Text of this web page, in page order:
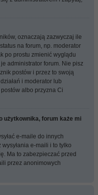
oznaczają zazwyczaj ile
na forum, np. moderator
po prostu zmienić wyglądu
administrator forum. Nie pisz
postów i przez to swoją
i moderator lub
albo przyzna Ci
użytkownika, forum każe mi
e-maile do innych
e-maili i to tylko
Ma to zabezpieczać przed
przez anonimowych